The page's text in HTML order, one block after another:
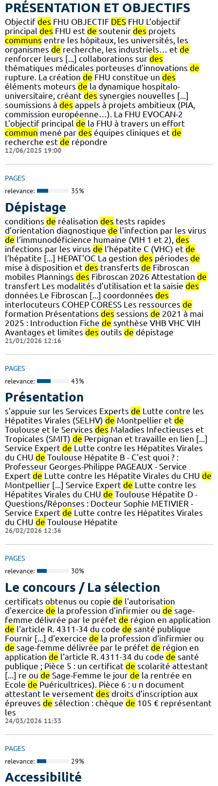
PRÉSENTATION ET OBJECTIFS
Objectif des FHU OBJECTIF DES FHU L’objectif
principal des FHU est de soutenir des projets
communs entre les hôpitaux, les universités, les
organismes de recherche, les industriels… et de
renforcer leurs [...] collaborations sur des
thématiques médicales porteuses d'innovations de
rupture. La création de FHU constitue un des
éléments moteurs de la dynamique hospitalo-
universitaire, créant des synergies nouvelles [...]
soumissions à des appels à projets ambitieux (PIA,
commission européenne…). La FHU EVOCAN-2
L'objectif principal de la FHU à travers un effort
commun mené par des équipes cliniques et de
recherche est de répondre
12/06/2025 19:00
PAGES
relevance: 35%
Dépistage
conditions de réalisation des tests rapides
d’orientation diagnostique de l’infection par les virus
de l’immunodéficience humaine (VIH 1 et 2), des
infections par les virus de l’hépatite C (VHC) et de
l’hépatite [...] HEPAT'OC La gestion des périodes de
mise à disposition et des transferts de Fibroscan
mobiles Plannings des Fibroscan 2026 Attestation de
transfert Les modalités d'utilisation et la saisie des
données Le Fibroscan [...] coordonnées des
interlocuteurs COHEP CORESS Les ressources de
formation Présentations des sessions de 2021 à mai
2025 : Introduction Fiche de synthèse VHB VHC VIH
Avantages et limites des outils de dépistage
21/01/2026 12:16
PAGES
relevance: 43%
Présentation
s’appuie sur les Services Experts de Lutte contre les
Hépatites Virales (SELHV) de Montpellier et de
Toulouse et le Services des Maladies Infectieuses et
Tropicales (SMIT) de Perpignan et travaille en lien [...]
Service Expert de Lutte contre les Hépatites Virales
du CHU de Toulouse Hépatite B - C'est quoi ? :
Professeur Georges-Philippe PAGEAUX - Service
Expert de Lutte contre les Hépatite Virales du CHU de
Montpellier [...] Service Expert de Lutte contre les
Hépatites Virales du CHU de Toulouse Hépatite D -
Questions/Réponses : Docteur Sophie METIVIER -
Service Expert de Lutte contre les Hépatites Virales
du CHU de Toulouse Hépatite
26/02/2026 12:36
PAGES
relevance: 30%
Le concours / La sélection
certificats obtenus ou copie de l'autorisation
d'exercice de la profession d'infirmier ou de sage-
femme délivrée par le préfet de région en application
de l'article R. 4311-34 du code de santé publique
Fournir [...] d'exercice de la profession d'infirmier ou
de sage-femme délivrée par le préfet de région en
application de l'article R. 4311-34 du code de santé
publique ; Pièce 5 : un certificat de scolarité attestant
[...] re ou de Sage-Femme le jour de la rentrée en
Ecole de Puéricultrices). Pièce 6 : u n document
attestant le versement des droits d’inscription aux
épreuves de sélection : chèque de 105 € représentant
les
24/03/2026 11:33
PAGES
relevance: 29%
Accessibilité